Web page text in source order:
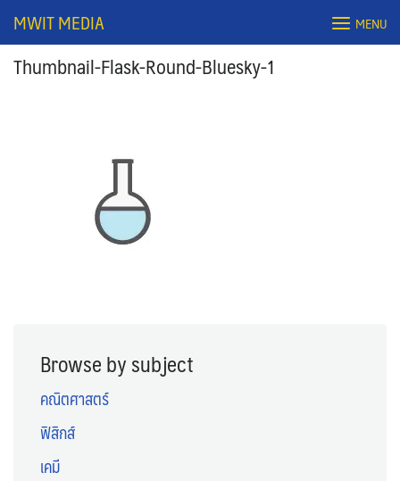
MWIT MEDIA MENU
Thumbnail-Flask-Round-Bluesky-1
Browse by subject
คณิตศาสตร์
ฟิสิกส์
เคมี